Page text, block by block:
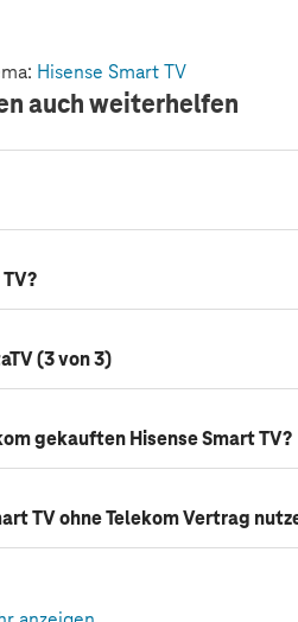
Hisense Smart TV
auch weiterhelfen
(3 von 3)
gekauften Hisense Smart TV?
TV ohne Telekom Vertrag